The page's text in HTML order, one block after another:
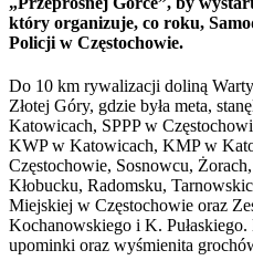
który organizuje, co roku,
Policji w Częstochowie.
Do 10 km rywalizacji doliną
Złotej Góry, gdzie była meta,
Katowicach, SPPP w
KWP w Katowicach, KMP w
Częstochowie, Sosnowcu,
Kłobucku, Radomsku,
Miejskiej w Częstochowie oraz
Kochanowskiego i K. Pułaskiego.
upominki oraz wyśmienita